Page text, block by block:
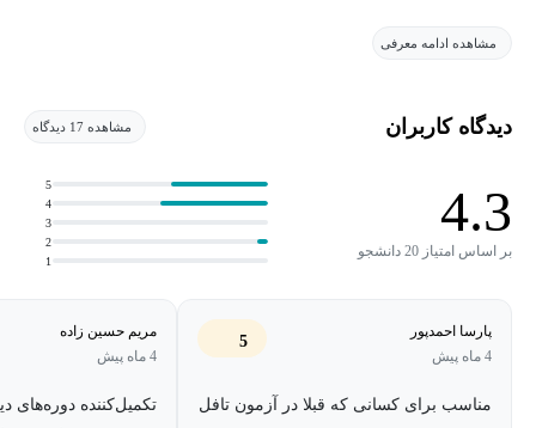
دوره های این تخصص:
- آمادگی برای تافل: استراتژی‌های موفقیت
✅ کاهش اضطراب آزمون با تمرینات ذهنی و تکنیک‌های تمرکزی
✅ نحوه شناسایی گزینه‌های گمراه‌کننده و انتخاب پاسخ درست
✅ استراتژی‌های قبل، حین و بعد از آزمون برای بالاترین عملکرد
مشاهده ادامه معرفی
دیدگاه کاربران مشاهده 17 دیدگاه
4.3
بر اساس امتیاز 20 دانشجو
1
2
3
4
5
پارسا احمدپور
4 ماه پیش
5
مناسب برای کسانی که قبلا در آزمون تافل
مریم حسین زاده
4 ماه پیش
تکمیل‌کننده دوره‌های